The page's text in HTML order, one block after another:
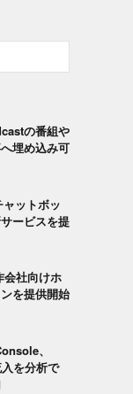
の番組や
埋め込み可
ットボッ
ービスを提
社向けホ
を提供開始
、
を分析で